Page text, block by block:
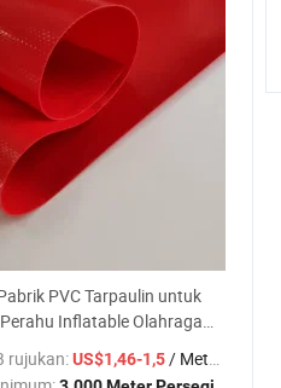
PVC Tarpaulin untuk
Inflatable Olahraga
rujukan:US$1,46-1,5/ Meter persegi